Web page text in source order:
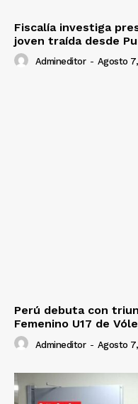
Fiscalía investiga
joven traída desde
Admineditor - Agosto
Perú debuta con
Femenino U17 de
Admineditor - Agosto